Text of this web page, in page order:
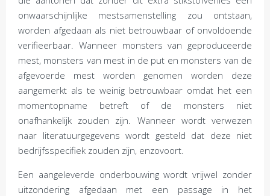
onwaarschijnlijke mestsamenstelling zou ontstaan,
worden afgedaan als niet betrouwbaar of onvoldoende
verifieerbaar. Wanneer monsters van geproduceerde
mest, monsters van mest in de put en monsters van de
afgevoerde mest worden genomen worden deze
aangemerkt als te weinig betrouwbaar omdat het een
momentopname betreft of de monsters niet
onafhankelijk zouden zijn. Wanneer wordt verwezen
naar literatuurgegevens wordt gesteld dat deze niet
bedrijfsspecifiek zouden zijn, enzovoort.
Een aangeleverde onderbouwing wordt vrijwel zonder
uitzondering afgedaan met een passage in het